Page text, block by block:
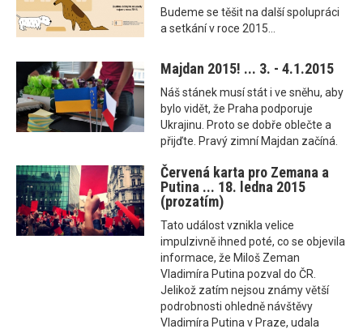
Budeme se těšit na další spolupráci
a setkání v roce 2015.​..
Majdan 2015! ... 3. - 4.1.2015
Náš stánek musí stát i ve sněhu, aby
bylo vidět, že Praha podporuje
Ukrajinu. Proto se dobře oblečte a
přijďte. Pravý zimní Majdan začíná.
Červená karta pro Zemana a
Putina ... 18. ledna 2015
(prozatím)
Tato událost vznikla velice
impulzivně ihned poté, co se objevila
informace, že Miloš Zeman
Vladimíra Putina pozval do ČR.
Jelikož zatím nejsou známy větší
podrobnosti ohledně návštěvy
Vladimíra Putina v Praze, udala